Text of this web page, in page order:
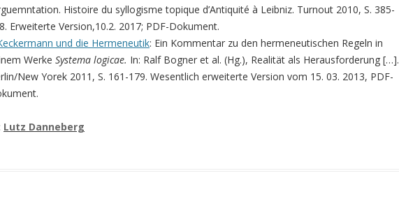
Histoire du syllogisme topique d’Antiquité à Leibniz. Turnout 2010, S. 385-
Erweiterte Version,10.2. 2017; PDF-Dokument.
und die Hermeneutik: Ein Kommentar zu den hermeneutischen Regeln in
Werke Systema logicae. In: Ralf Bogner et al. (Hg.), Realität als Herausforderung […].
New Yorek 2011, S. 161-179. Wesentlich erweiterte Version vom 15. 03. 2013, PDF-
Lutz Danneberg